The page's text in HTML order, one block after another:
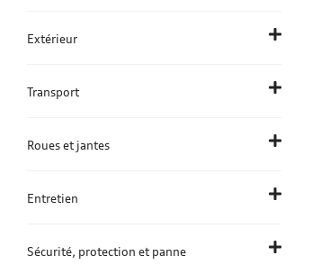
Extérieur
Transport
Roues et jantes
Entretien
Sécurité, protection et panne